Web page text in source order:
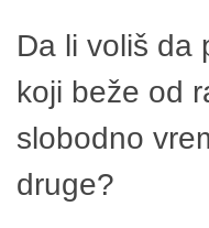
Da li voliš da
koji beže od
slobodno
druge?